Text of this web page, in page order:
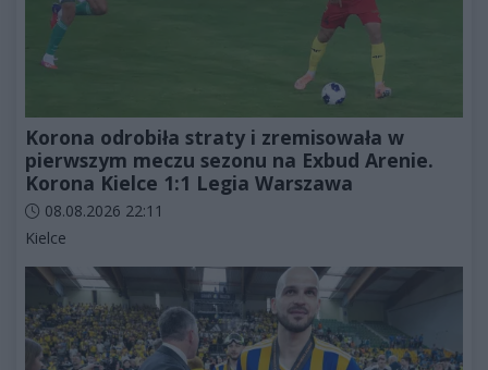
Korona odrobiła straty i zremisowała w
pierwszym meczu sezonu na Exbud Arenie.
Korona Kielce 1:1 Legia Warszawa
Data dodania artykułu:
08.08.2026 22:11
Kategorie artykułu:
Kielce